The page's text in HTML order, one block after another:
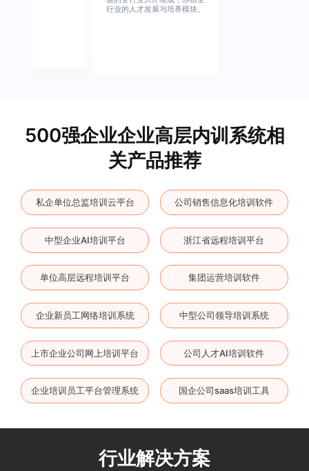
行业的人才发展与培养模块。
500强企业企业高层内训系统相
关产品推荐
私企单位总监培训云平台 公司销售信息化培训软件
中型企业AI培训平台 浙江省远程培训平台
单位高层远程培训平台 集团运营培训软件
企业新员工网络培训系统 中型公司领导培训系统
上市企业公司网上培训平台 公司人才AI培训软件
企业培训员工平台管理系统 国企公司saas培训工具
行业解决方案